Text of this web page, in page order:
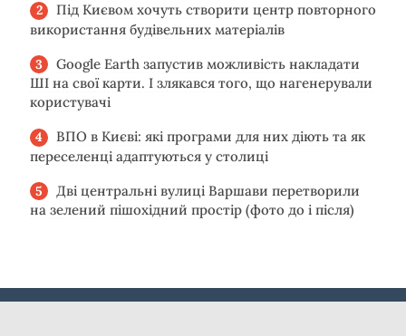
Під Києвом хочуть створити центр повторного
використання будівельних матеріалів
Google Earth запустив можливість накладати
ШІ на свої карти. І злякався того, що нагенерували
користувачі
ВПО в Києві: які програми для них діють та як
переселенці адаптуються у столиці
Дві центральні вулиці Варшави перетворили
на зелений пішохідний простір (фото до і після)